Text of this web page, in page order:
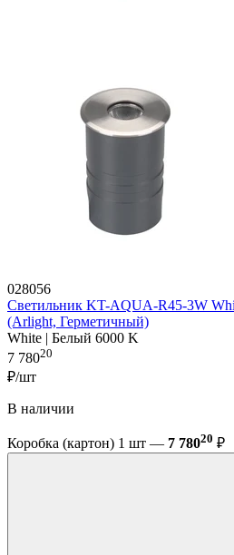
028056
Светильник KT-AQUA-R45-3W
(Arlight, Герметичный)
White | Белый 6000 K
7 78020
₽/шт
В наличии
Коробка (картон) 1 шт — 7 78020 ₽